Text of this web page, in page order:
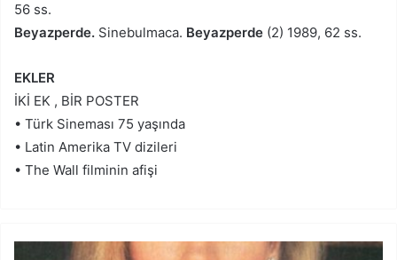
56 ss.
Beyazperde. Sinebulmaca. Beyazperde (2) 1989, 62 ss.
EKLER
İKİ EK , BİR POSTER
• Türk Sineması 75 yaşında
• Latin Amerika TV dizileri
• The Wall filminin afişi